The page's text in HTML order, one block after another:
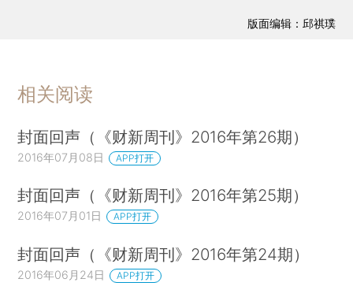
版面编辑：邱祺璞
相关阅读
封面回声（《财新周刊》2016年第26期）
2016年07月08日 APP打开
封面回声（《财新周刊》2016年第25期）
2016年07月01日 APP打开
封面回声（《财新周刊》2016年第24期）
2016年06月24日 APP打开